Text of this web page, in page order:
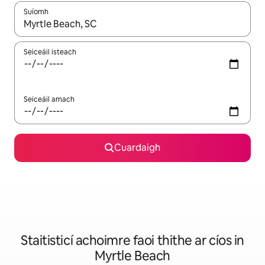
Suíomh
Nuair a bheidh torthaí ar fáil, déan nascleanúint le
Seiceáil isteach
Seiceáil amach
Cuardaigh
Staitisticí achoimre faoi thithe ar cíos in
Myrtle Beach